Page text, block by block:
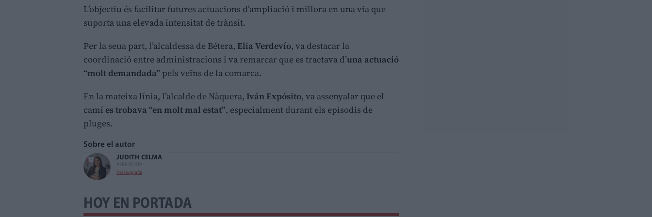
L’objectiu és facilitar futures actuacions d’ampliació i millora en una via que
suporta una elevada intensitat de trànsit.
Per la seua part, l’alcaldessa de Bétera, Elia Verdevío, va destacar la
coordinació entre administracions i va remarcar que es tractava d’una actuació
“molt demandada” pels veïns de la comarca.
En la mateixa línia, l’alcalde de Nàquera, Iván Expósito, va assenyalar que el
camí es trobava “en molt mal estat”, especialment durant els episodis de
pluges.
Sobre el autor
JUDITH CELMA
PERIODISTA
Ver biografía
HOY EN PORTADA